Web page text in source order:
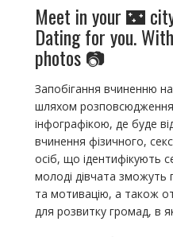
Meet in your 🌃
Dating for you.
photos 📷
Запобігання вчиненню
шляхом розповсюдження
інфографікою, де буде
вчинення фізичного,
осіб, що ідентифікують
молоді дівчата зможуть
та мотивацію, а також
для розвитку громад, в